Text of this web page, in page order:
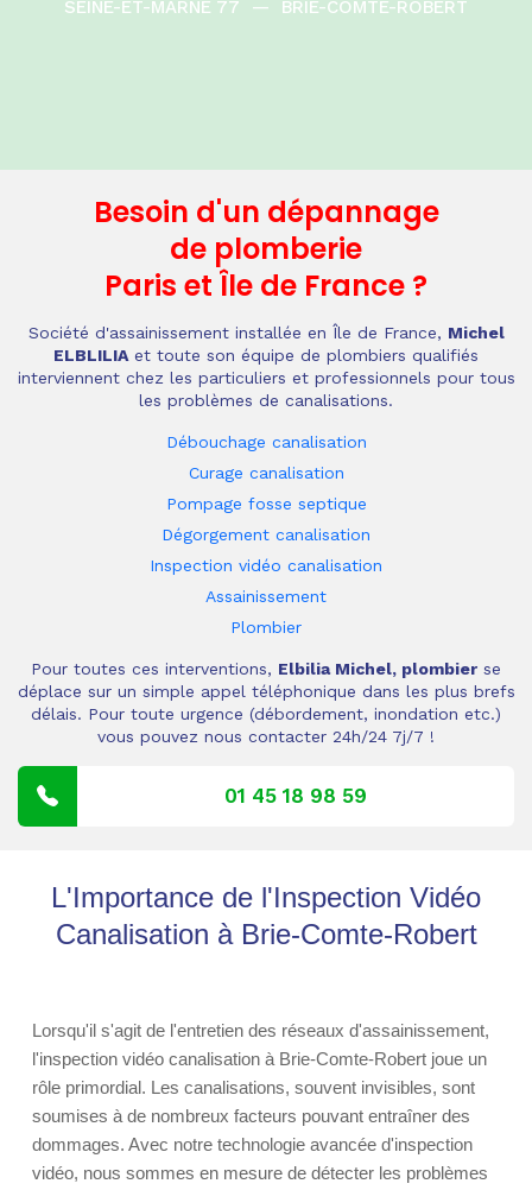
SEINE-ET-MARNE 77
— BRIE-COMTE-ROBERT
Besoin d'un dépannage
de plomberie
Paris et Île de France ?
Société d'assainissement installée en Île de France, Michel
ELBLILIA et toute son équipe de plombiers qualifiés
interviennent chez les particuliers et professionnels pour tous
les problèmes de canalisations.
Débouchage canalisation
Curage canalisation
Pompage fosse septique
Dégorgement canalisation
Inspection vidéo canalisation
Assainissement
Plombier
Pour toutes ces interventions, Elbilia Michel, plombier se
déplace sur un simple appel téléphonique dans les plus brefs
délais. Pour toute urgence (débordement, inondation etc.)
vous pouvez nous contacter 24h/24 7j/7 !
01 45 18 98 59
L'Importance de l'Inspection Vidéo
Canalisation à Brie-Comte-Robert
Lorsqu'il s'agit de l'entretien des réseaux d'assainissement,
l'inspection vidéo canalisation à Brie-Comte-Robert joue un
rôle primordial. Les canalisations, souvent invisibles, sont
soumises à de nombreux facteurs pouvant entraîner des
dommages. Avec notre technologie avancée d'inspection
vidéo, nous sommes en mesure de détecter les problèmes